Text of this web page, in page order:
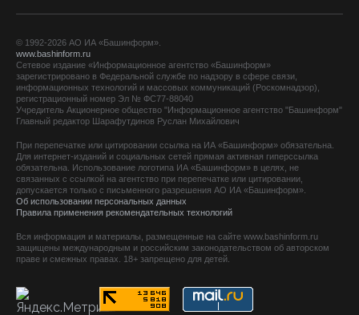
© 1992-2026 АО ИА «Башинформ».
www.bashinform.ru
Сетевое издание «Информационное агентство «Башинформ»
зарегистрировано в Федеральной службе по надзору в сфере связи,
информационных технологий и массовых коммуникаций (Роскомнадзор),
регистрационный номер Эл № ФС77-88040
Учредитель Акционерное общество "Информационное агентство "Башинформ"
Главный редактор Шарафутдинов Руслан Михайлович
При перепечатке или цитировании ссылка на ИА «Башинформ» обязательна.
Для интернет-изданий и социальных сетей прямая активная гиперссылка
обязательна. Использование логотипа ИА «Башинформ» в целях, не
связанных с ссылкой на агентство при перепечатке или цитировании,
допускается только с письменного разрешения АО ИА «Башинформ».
Об использовании персональных данных
Правила применения рекомендательных технологий
Вся информация и материалы, размещенные на сайте www.bashinform.ru
защищены международным и российским законодательством об авторском
праве и смежных правах. 18+ запрещено для детей.